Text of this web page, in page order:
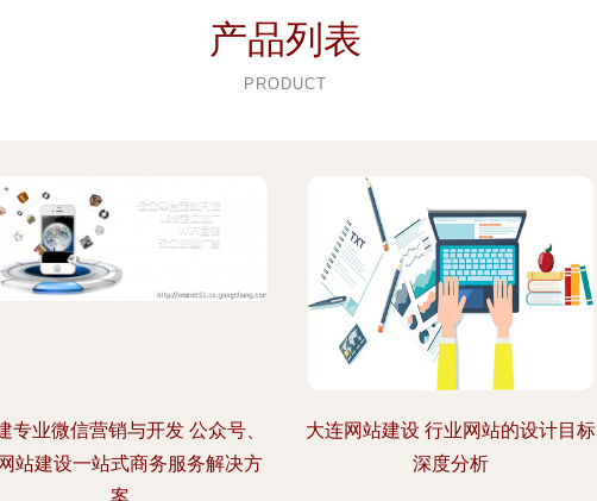
产品列表
PRODUCT
专业微信营销与开发 公众号、
站建设一站式商务服务解决方
大连网站建设 行业网站的设计目标
深度分析